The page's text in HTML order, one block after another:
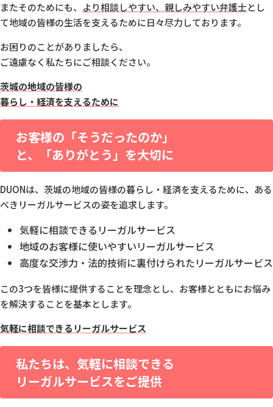
またそのためにも、 より相談しやすい、親しみやすい弁護士とし
て地域の皆様の生活を支えるために日々尽力しております。
お困りのことがありましたら、
ご遠慮なく私たちにご相談ください。
茨城の地域の皆様の
暮らし・経済を支えるために
お客様の「そうだったのか」
と、
「ありがとう」を大切に
DUONは、茨城の地域の皆様の暮らし・経済を支えるために、 ある
べきリーガルサービスの姿を追求します。
気軽に相談できるリーガルサービス
地域のお客様に使いやすいリーガルサービス
高度な交渉力・法的技術に裏付けられたリーガルサービス
この3つを皆様に提供することを理念とし、 お客様とともにお悩み
を解決することを基本とします。
気軽に相談できるリーガルサービス
私たちは、気軽に相談できる
リーガルサービスをご提供